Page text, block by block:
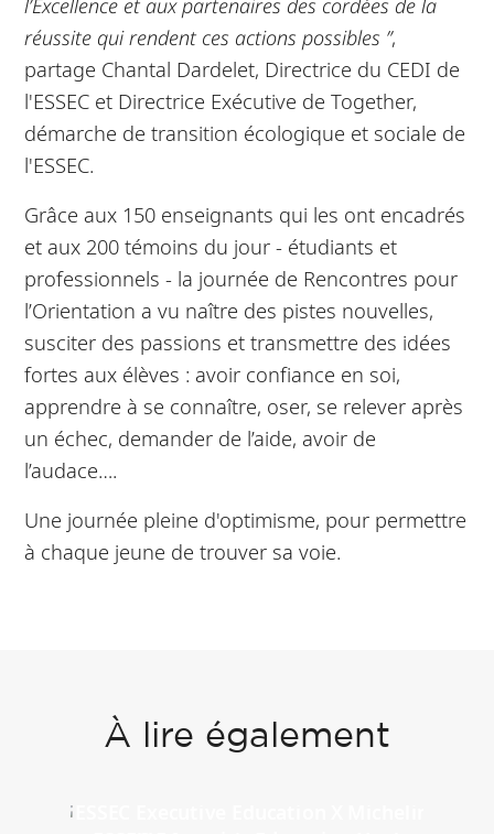
réussite qui rendent ces actions possibles ”,
partage Chantal Dardelet, Directrice du CEDI de
l'ESSEC et Directrice Exécutive de Together,
démarche de transition écologique et sociale de
l'ESSEC.
Grâce aux 150 enseignants qui les ont encadrés
et aux 200 témoins du jour - étudiants et
professionnels - la journée de Rencontres pour
l’Orientation a vu naître des pistes nouvelles,
susciter des passions et transmettre des idées
fortes aux élèves : avoir confiance en soi,
apprendre à se connaître, oser, se relever après
un échec, demander de l’aide, avoir de
l’audace….
Une journée pleine d'optimisme, pour permettre
à chaque jeune de trouver sa voie.
À lire également